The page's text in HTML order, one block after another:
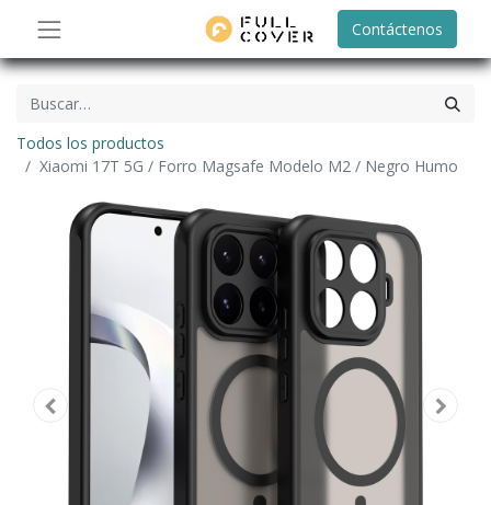
Contáctenos
Todos los productos
Xiaomi 17T 5G / Forro Magsafe Modelo M2 / Negro Humo